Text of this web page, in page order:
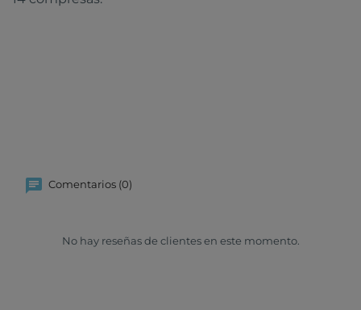
Comentarios (0)
No hay reseñas de clientes en este momento.